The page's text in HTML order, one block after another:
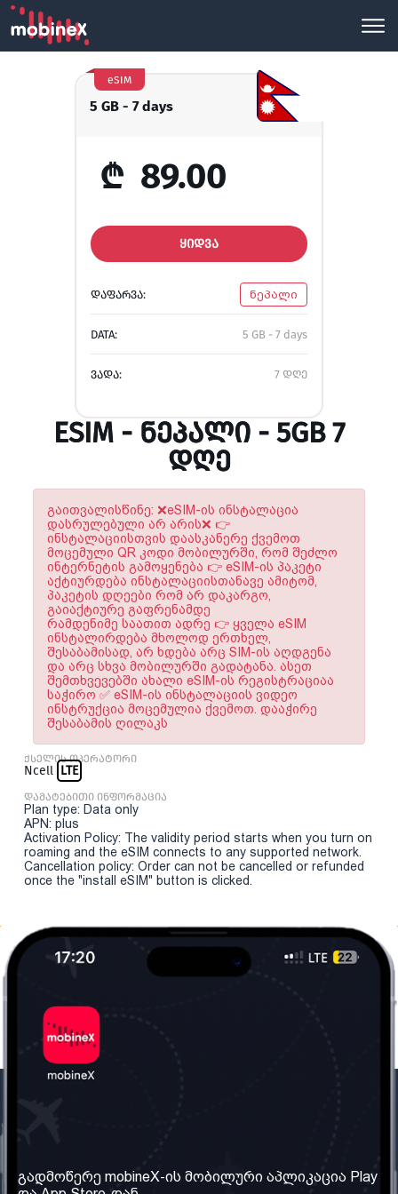
5 GB - 7 days
eSIM
₾ 89.00
ᲧᲘᲓᲕᲐ
ᲓᲐᲤᲐᲠᲕᲐ: ნეპალი
DATA: 5 GB - 7 days
ᲕᲐᲓᲐ: 7 დღე
ESIM - ᲜᲔᲞᲐᲚᲘ - 5GB 7
ᲓᲦᲔ
გაითვალისწინე: ❌eSIM-ის ინსტალაცია
დასრულებული არ არის❌ 👉
ინსტალაციისთვის დაასკანერე ქვემოთ
მოცემული QR კოდი მობილურში, რომ შეძლო
ინტერნეტის გამოყენება 👉 eSIM-ის პაკეტი
აქტიურდება ინსტალაციისთანავე ამიტომ,
პაკეტის დღეები რომ არ დაკარგო,
გაიაქტიურე გაფრენამდე
რამდენიმე საათით ადრე 👉 ყველა eSIM
ინსტალირდება მხოლოდ ერთხელ,
შესაბამისად, არ ხდება არც SIM-ის აღდგენა
და არც სხვა მობილურში გადატანა. ასეთ
შემთხვევებში ახალი eSIM-ის რეგისტრაციაა
საჭირო ✅ eSIM-ის ინსტალაციის ვიდეო
ინსტრუქცია მოცემულია ქვემოთ. დააჭირე
შესაბამის ღილაკს
ქსელის ოპერატორი
Ncell LTE
დამატებითი ინფორმაცია
Plan type: Data only
APN: plus
Activation Policy: The validity period starts when you turn on
roaming and the eSIM connects to any supported network.
Cancellation policy: Order can not be cancelled or refunded
once the "install eSIM" button is clicked.
ჩვენ შესახებ
წესები და პირობები
გადმოწერე mobineX-ის მობილური აპლიკაცია Play